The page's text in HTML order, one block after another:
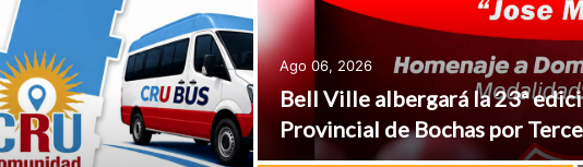
Ago 06, 2026
Bell Ville albergará la 23ª
Provincial de Bochas por